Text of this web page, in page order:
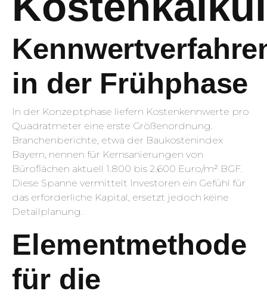
in der Frühphase
In der Konzeptphase liefern Kostenkennwerte pro
Quadratmeter eine erste Größenordnung.
Branchenberichte, etwa der Baukostenindex
Bayern, nennen für Kernsanierungen von
Büroflächen aktuell 1.800 bis 2.600 Euro/m² BGF.
Diese Spanne vermittelt Investoren ein Gefühl für
das erforderliche Kapital, ersetzt jedoch keine
Detailplanung.
Elementmethode
für die